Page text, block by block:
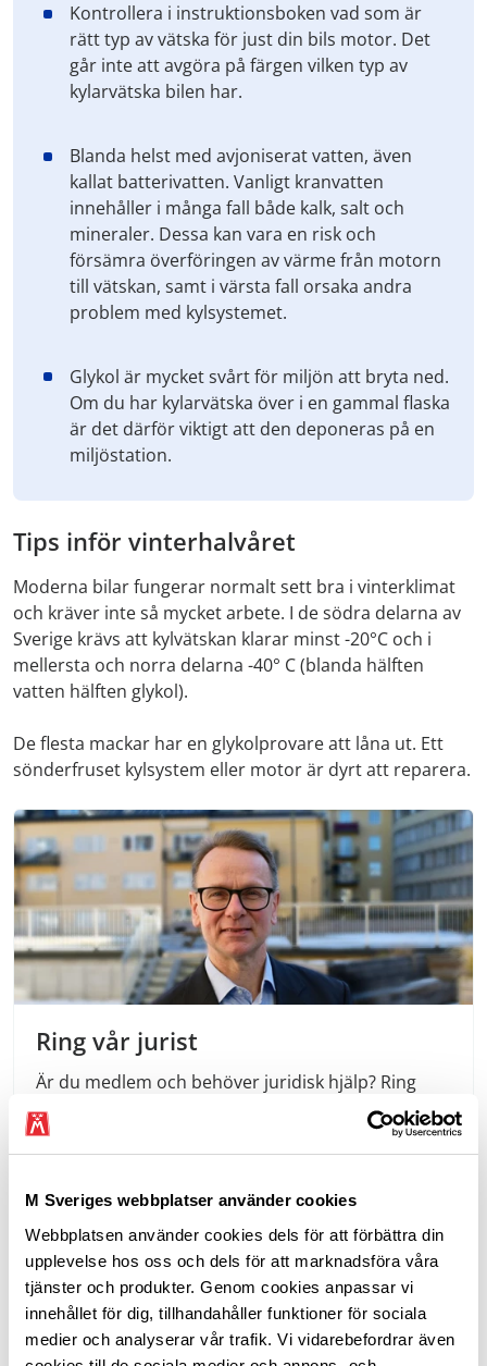
M Sveriges webbplatser använder cookies
Webbplatsen använder cookies dels för att förbättra din
upplevelse hos oss och dels för att marknadsföra våra
tjänster och produkter. Genom cookies anpassar vi
innehållet för dig, tillhandahåller funktioner för sociala
medier och analyserar vår trafik. Vi vidarebefordrar även
Kontrollera i instruktionsboken vad som är
rätt typ av vätska för just din bils motor. Det
går inte att avgöra på färgen vilken typ av
kylarvätska bilen har.
Blanda helst med avjoniserat vatten, även
kallat batterivatten. Vanligt kranvatten
innehåller i många fall både kalk, salt och
mineraler. Dessa kan vara en risk och
försämra överföringen av värme från motorn
till vätskan, samt i värsta fall orsaka andra
problem med kylsystemet.
Glykol är mycket svårt för miljön att bryta ned.
Om du har kylarvätska över i en gammal flaska
är det därför viktigt att den deponeras på en
miljöstation.
Tips inför vinterhalvåret
Moderna bilar fungerar normalt sett bra i vinterklimat
och kräver inte så mycket arbete. I de södra delarna av
Sverige krävs att kylvätskan klarar minst -20°C och i
mellersta och norra delarna -40° C (blanda hälften
vatten hälften glykol).
De flesta mackar har en glykolprovare att låna ut. Ett
sönderfruset kylsystem eller motor är dyrt att reparera.
Ring vår jurist
Är du medlem och behöver juridisk hjälp? Ring
020-21 11 11 mån & fre 9–11, tis & tors 13–15.
Från utlandet ring +46 8 690 38 00.
Senast uppdaterad 1 april 2025
Dela sidan
Dela sidan på Facebook
Dela sidan på XDela sidan på Linkedin